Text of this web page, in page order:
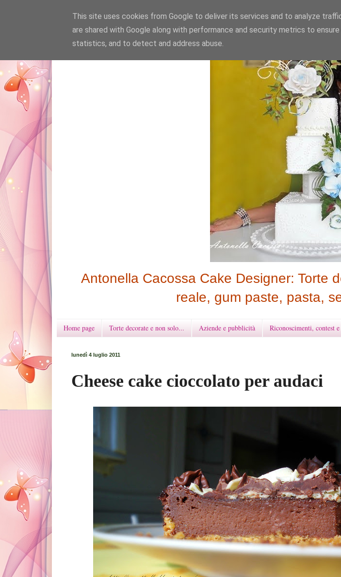
Antonella Cacossa Cake Designer: Torte
reale, gum paste, pasta,
Home page Torte decorate e non solo... Aziende e pubblicità Riconoscimenti, contest
lunedì 4 luglio 2011
Cheese cake cioccolato per audaci
This site uses cookies from Google to deliver its services and to analyze
are shared with Google along with performance and security metrics to
statistics, and to detect and address abuse.